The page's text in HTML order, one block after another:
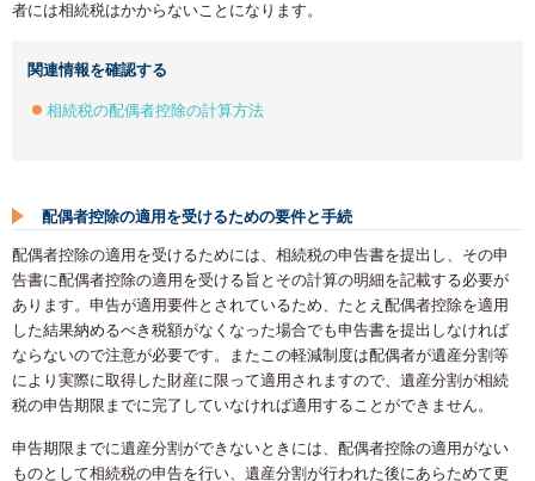
者には相続税はかからないことになります。
関連情報を確認する
相続税の配偶者控除の計算方法
配偶者控除の適用を受けるための要件と手続
配偶者控除の適用を受けるためには、相続税の申告書を提出し、その申
告書に配偶者控除の適用を受ける旨とその計算の明細を記載する必要が
あります。申告が適用要件とされているため、たとえ配偶者控除を適用
した結果納めるべき税額がなくなった場合でも申告書を提出しなければ
ならないので注意が必要です。またこの軽減制度は配偶者が遺産分割等
により実際に取得した財産に限って適用されますので、遺産分割が相続
税の申告期限までに完了していなければ適用することができません。
申告期限までに遺産分割ができないときには、配偶者控除の適用がない
ものとして相続税の申告を行い、遺産分割が行われた後にあらためて更